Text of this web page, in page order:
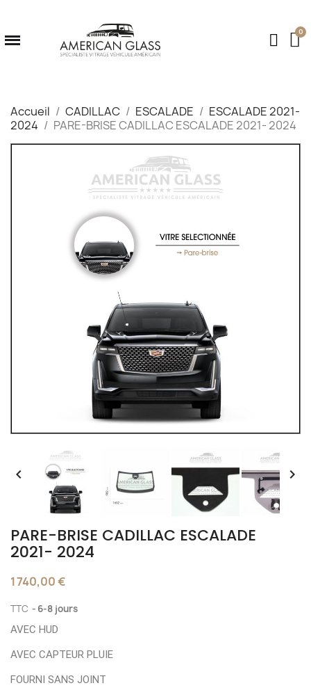
Accueil CADILLAC ESCALADE
ESCALADE 2021-
2024
PARE-BRISE CADILLAC ESCALADE 2021- 2024
 
PARE-BRISE CADILLAC ESCALADE
2021- 2024
1 740,00 €
TTC
6-8 jours
AVEC HUD
AVEC CAPTEUR PLUIE
FOURNI SANS JOINT